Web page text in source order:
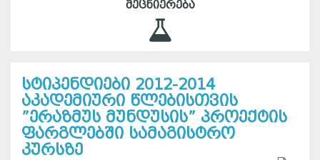
ᲛᲔᲪᲜᲘᲔᲠᲔᲑᲐ
სტიპენდიები 2012-2014
აკადემიური წლებისთვის
”ერაზმუს მუნდუსის” პროექტის
ფარგლებში სამაგისტრო
კურსზე